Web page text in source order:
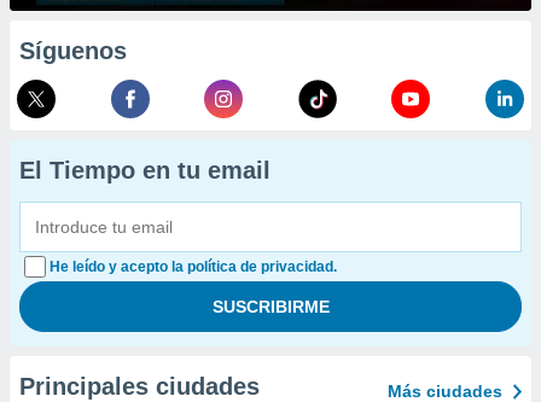
Síguenos
El Tiempo en tu email
He leído y acepto la política de privacidad.
Principales ciudades Más ciudades